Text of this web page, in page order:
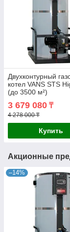
Двухконтурный
котел VANS STS
(до 3500 м²)
3 679 080 ₸
4 278 000 ₸
Купить
Акционные
–14%